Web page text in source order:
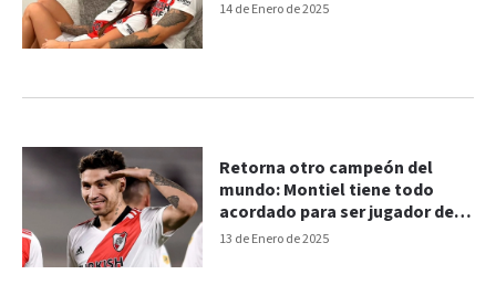
14 de Enero de 2025
13 de Enero de 2025
Retorna otro campeón del
mundo: Montiel tiene todo
acordado para ser jugador de
River